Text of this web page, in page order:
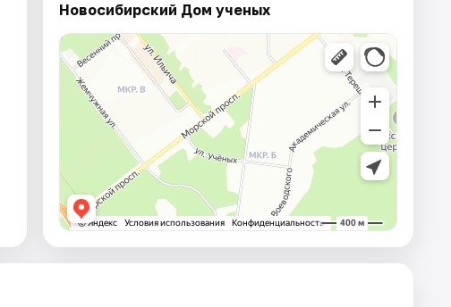
Новосибирский Дом ученых